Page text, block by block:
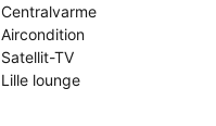
Centralvarme
Aircondition
Satellit-TV
Lille lounge